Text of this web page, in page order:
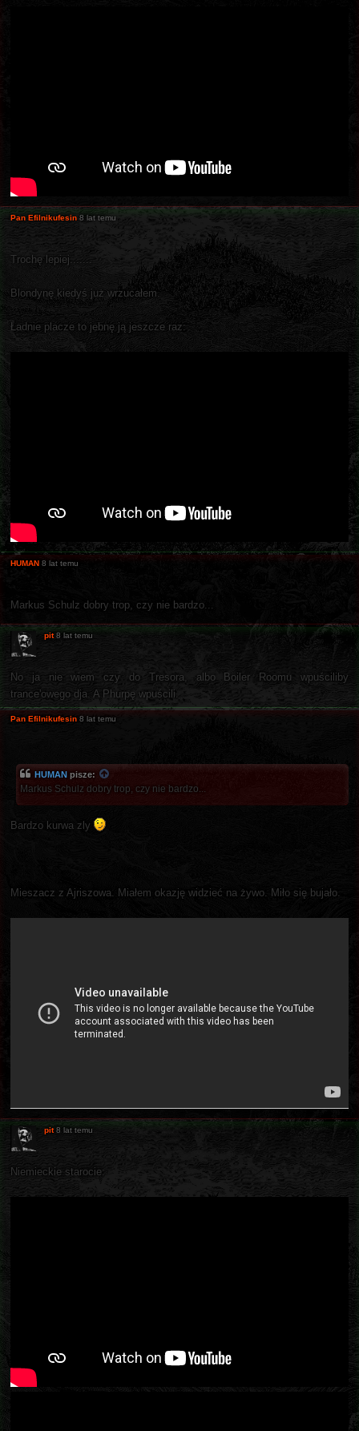
Pan Efilnikufesin 8 lat temu
Trochę lepiej.......
Blondynę kiedyś już wrzucałem.
Ładnie placze to jebnę ją jeszcze raz:
HUMAN 8 lat temu
Markus Schulz dobry trop, czy nie bardzo...
pit 8 lat temu
No ja nie wiem czy do Tresora, albo Boiler Roomu wpuściliby
trance'owego dja. A Phurpę wpuścili.
Pan Efilnikufesin 8 lat temu
HUMAN pisze:
Markus Schulz dobry trop, czy nie bardzo...
Bardzo kurwa zly
Mieszacz z Ajriszowa. Miałem okazję widzieć na żywo. Miło się bujało.
pit 8 lat temu
Niemieckie starocie: